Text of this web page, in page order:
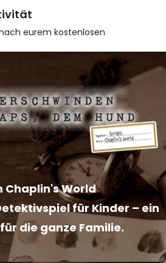
eurem kostenlosen
Chaplin's World
für Kinder – ein
die ganze Familie.